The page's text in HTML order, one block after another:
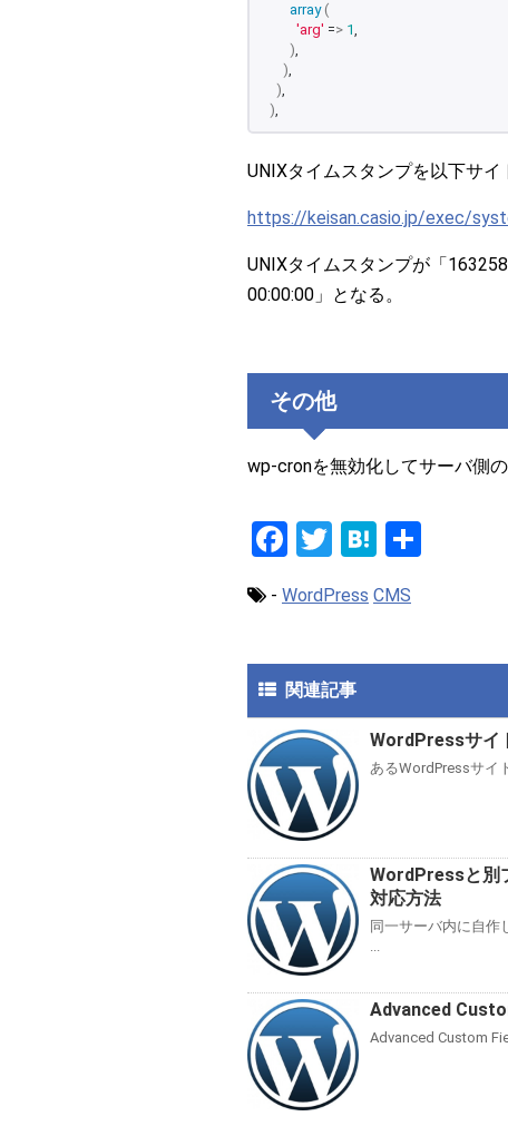
array (
'arg' => 1,
),
),
),
),
UNIXタイムスタンプを以下サイ
https://keisan.casio.jp/exec/
UNIXタイムスタンプが「
00:00:00」となる。
その他
wp-cronを無効化してサーバ側
F
ce
o
o
k
T
tt
H
e
- WordPress CMS
関連記事
WordPressサイ
あるWordPressサイ
WordPressと別
対応方法
同一サーバ内に自作
...
Advanced
Advanced Custom